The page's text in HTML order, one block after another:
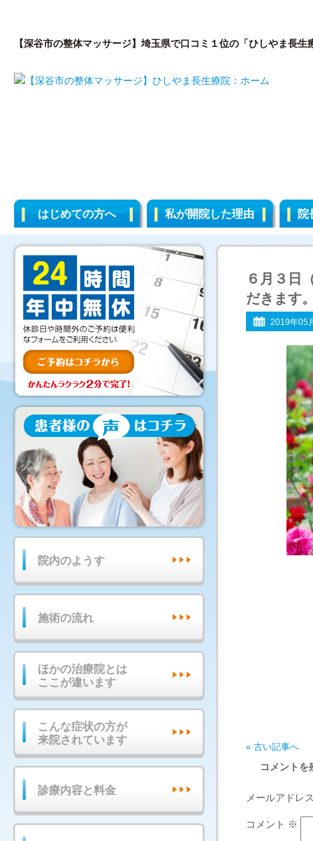
【深谷市の整体マッサージ】埼玉県で口コミ１位の「ひしやま長生
はじめての方へ 私が開院した理由 院
６月３日
だきます
2019年05
« 古い記事へ
コメントを
メールアドレ
コメント ※
院内のようす
施術の流れ
ほかの治療院とは
ここが違います
こんな症状の方が
来院されています
診療内容と料金